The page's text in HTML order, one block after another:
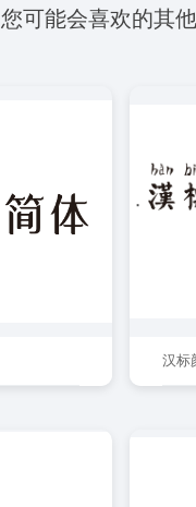
您可能会喜欢的其